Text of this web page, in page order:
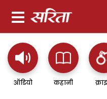
ऑडियो कहानी